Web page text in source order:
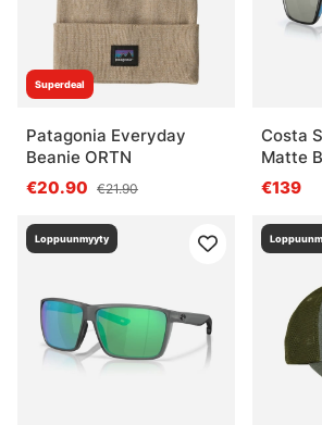
Superdeal
Patagonia Everyday
Beanie ORTN
€20.90 €21.90
Costa
Matte
€139
Loppuunmyyty